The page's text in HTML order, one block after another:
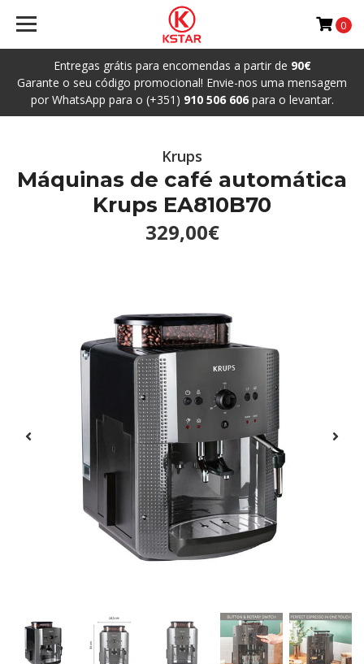
Entregas grátis para encomendas a partir de 90€
Garante o seu código promocional! Envie-nos uma mensagem
por WhatsApp para o (+351) 910 506 606para o levantar.
0
Krups
Máquinas de café automática
Krups EA810B70
329,00€